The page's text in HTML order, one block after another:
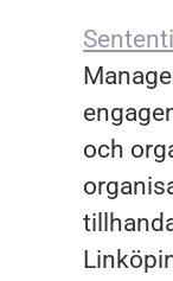
och